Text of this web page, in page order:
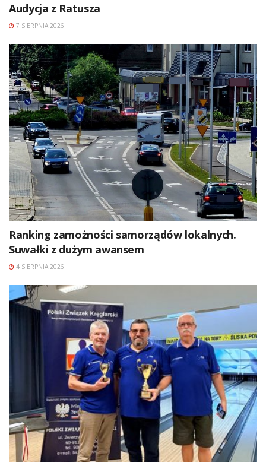
Audycja z Ratusza
7 SIERPNIA 2026
Ranking zamożności samorządów lokalnych.
Suwałki z dużym awansem
4 SIERPNIA 2026